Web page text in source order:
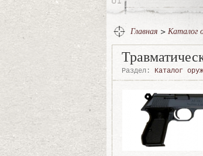
Главная > Каталог
Раздел: Каталог